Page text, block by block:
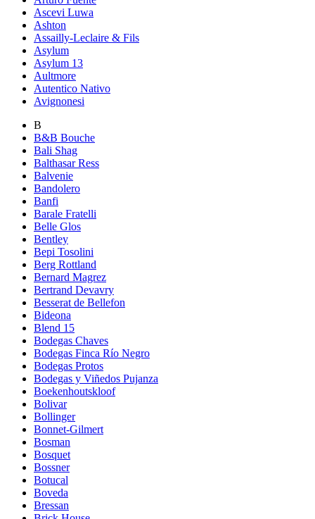
Ascevi Luwa
Ashton
Assailly-Leclaire & Fils
Asylum
Asylum 13
Aultmore
Autentico Nativo
Avignonesi
B
B&B Bouche
Bali Shag
Balthasar Ress
Balvenie
Bandolero
Banfi
Barale Fratelli
Belle Glos
Bentley
Bepi Tosolini
Berg Rottland
Bernard Magrez
Bertrand Devavry
Besserat de Bellefon
Bideona
Blend 15
Bodegas Chaves
Bodegas Finca Río Negro
Bodegas Protos
Bodegas y Viñedos Pujanza
Boekenhoutskloof
Bolivar
Bollinger
Bonnet-Gilmert
Bosman
Bosquet
Bossner
Botucal
Boveda
Bressan